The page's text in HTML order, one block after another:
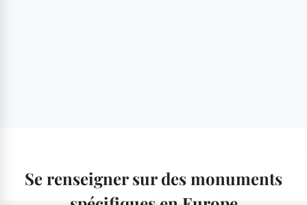
Se renseigner sur des monuments